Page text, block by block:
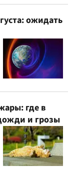
ожидать
где в
и грозы